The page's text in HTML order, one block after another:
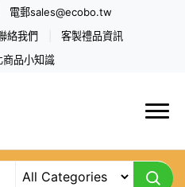
電郵sales@ecobo.tw
絡我們 客製禮品資訊
商品小知識